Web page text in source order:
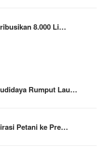
8.000 Li…
Rumput Lau…
Petani ke Pre…